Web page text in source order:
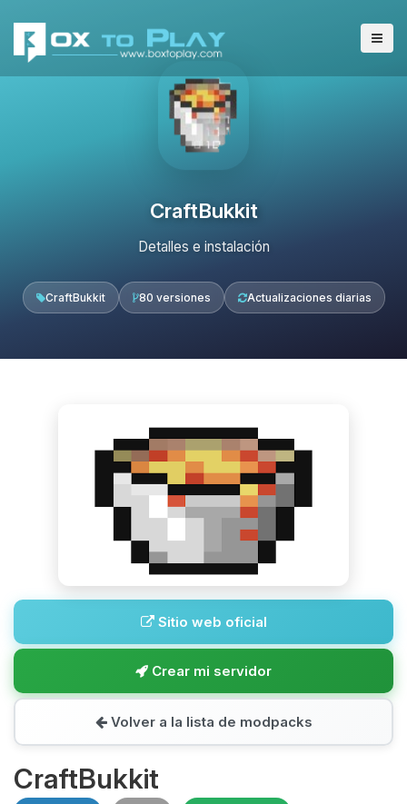
CraftBukkit
Detalles e instalación
CraftBukkit 80 versiones Actualizaciones diarias
Sitio web oficial
Crear mi servidor
Volver a la lista de modpacks
CraftBukkit